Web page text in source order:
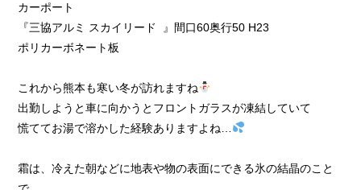
カーポート
『三協アルミ スカイリード 』間口60奥行50 H23
ポリカーボネート板
これから熊本も寒い冬が訪れますね
出勤しようと車に向かうとフロントガラスが凍結していて
慌ててお湯で溶かした経験ありますよね…
霜は、冷えた朝などに地表や物の表面にできる氷の結晶のこと